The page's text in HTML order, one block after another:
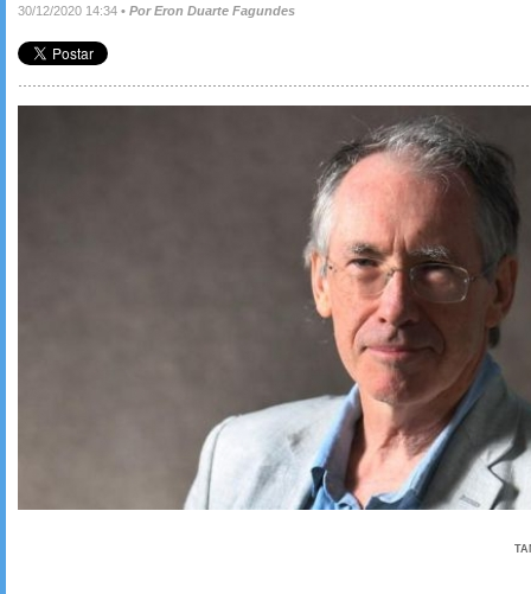
30/12/2020 14:34 • Por Eron Duarte Fagundes